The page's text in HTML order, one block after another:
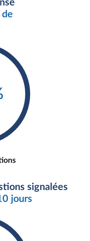
de
signalées
jours